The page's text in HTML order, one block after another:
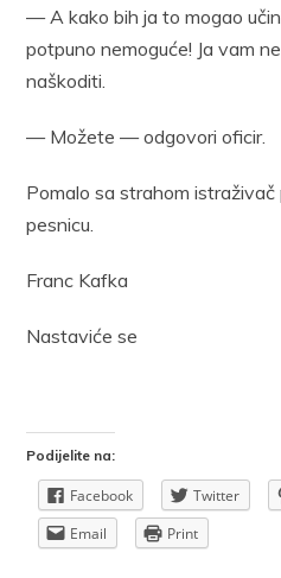
— A kako bih ja to mogao
potpuno nemoguće! Ja vam
naškoditi.
— Možete — odgovori oficir.
Pomalo sa strahom
pesnicu.
Franc Kafka
Nastaviće se
Podijelite na:
Facebook Twitter
Email
Print